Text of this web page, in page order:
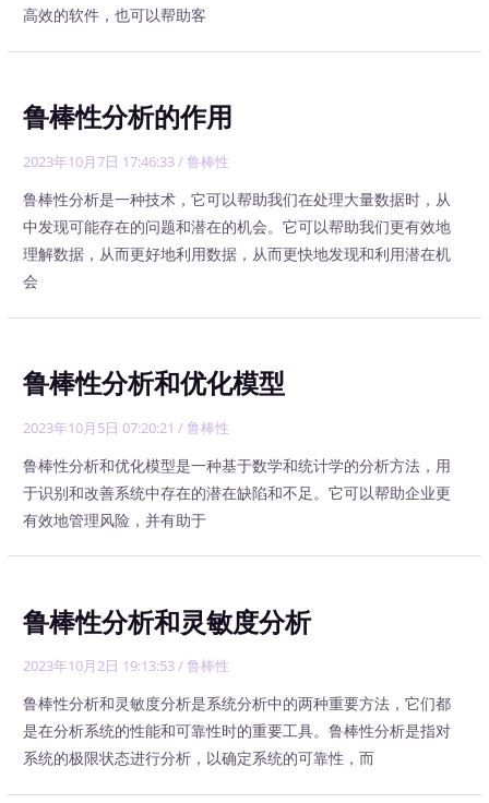
高效的软件，也可以帮助客
鲁棒性分析的作用
2023年10月7日 17:46:33/鲁棒性
鲁棒性分析是一种技术，它可以帮助我们在处理大量数据时，从
中发现可能存在的问题和潜在的机会。它可以帮助我们更有效地
理解数据，从而更好地利用数据，从而更快地发现和利用潜在机
会
鲁棒性分析和优化模型
2023年10月5日 07:20:21 /鲁棒性
鲁棒性分析和优化模型是一种基于数学和统计学的分析方法，用
于识别和改善系统中存在的潜在缺陷和不足。它可以帮助企业更
有效地管理风险，并有助于
鲁棒性分析和灵敏度分析
2023年10月2日 19:13:53/鲁棒性
鲁棒性分析和灵敏度分析是系统分析中的两种重要方法，它们都
是在分析系统的性能和可靠性时的重要工具。鲁棒性分析是指对
系统的极限状态进行分析，以确定系统的可靠性，而